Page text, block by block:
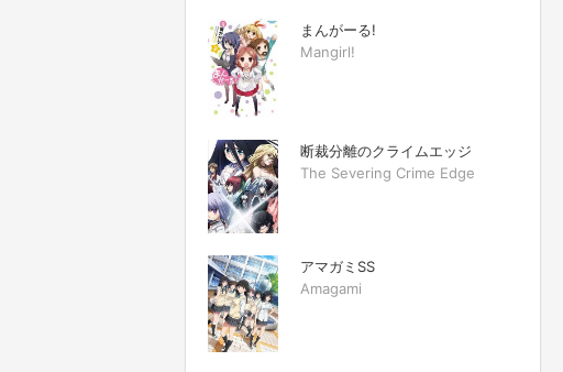
まんがーる!
Mangirl!
断裁分離のクライムエッジ
The Severing Crime Edge
アマガミSS
Amagami